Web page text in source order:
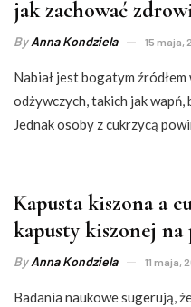
jak zachować
ByAnna Kondziela 15 maja,
Nabiał jest bogatym
odżywczych, takich jak
Jednak osoby z cukrzycą
Kapusta kiszona a
kapusty kiszonej
ByAnna Kondziela 11 maja,
Badania naukowe sugerują,